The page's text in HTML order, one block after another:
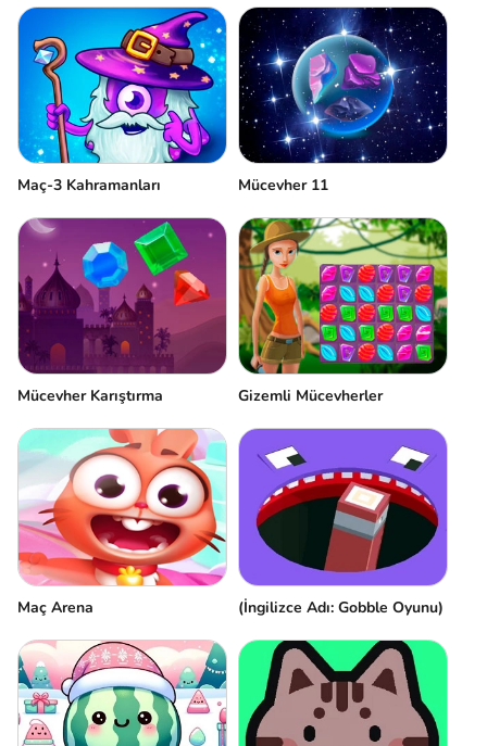
Maç-3 Kahramanları Mücevher 11
Mücevher Karıştırma Gizemli Mücevherler
Maç Arena (İngilizce Adı: Gobble Oyunu)